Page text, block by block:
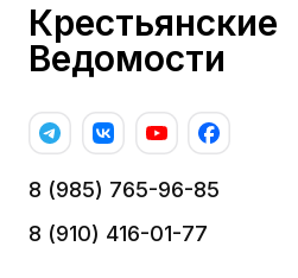
Крестьянские
Ведомости
8 (985) 765-96-85
8 (910) 416-01-77